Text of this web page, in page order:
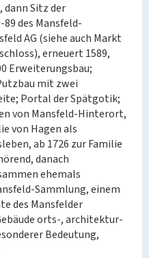
dann Sitz der
des Mansfeld-
AG (siehe auch Markt
erneuert 1589,
Erweiterungsbau;
mit zwei
Portal der Spätgotik;
von Mansfeld-Hinterort,
von Hagen als
ab 1726 zur Familie
danach
ehemals
Sammlung, einem
des Mansfelder
orts-, architektur-
Bedeutung,